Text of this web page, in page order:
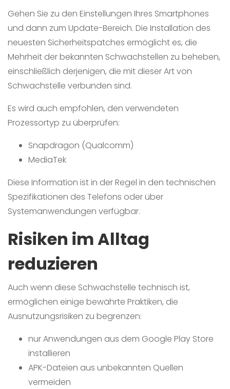
Gehen Sie zu den Einstellungen Ihres Smartphones
und dann zum Update-Bereich. Die Installation des
neuesten Sicherheitspatches ermöglicht es, die
Mehrheit der bekannten Schwachstellen zu beheben,
einschließlich derjenigen, die mit dieser Art von
Schwachstelle verbunden sind.
Es wird auch empfohlen, den verwendeten
Prozessortyp zu überprüfen:
Snapdragon (Qualcomm)
MediaTek
Diese Information ist in der Regel in den technischen
Spezifikationen des Telefons oder über
Systemanwendungen verfügbar.
Risiken im Alltag
reduzieren
Auch wenn diese Schwachstelle technisch ist,
ermöglichen einige bewährte Praktiken, die
Ausnutzungsrisiken zu begrenzen:
nur Anwendungen aus dem Google Play Store
installieren
APK-Dateien aus unbekannten Quellen
vermeiden